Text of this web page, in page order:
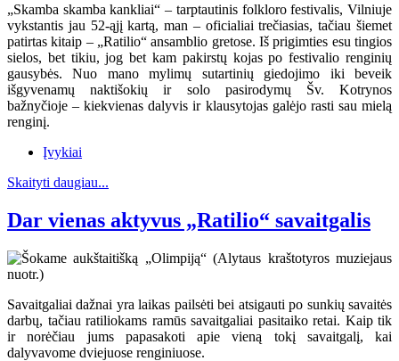
„Skamba skamba kankliai“ – tarptautinis folkloro festivalis, Vilniuje
vykstantis jau 52-ąjį kartą, man – oficialiai trečiasias, tačiau šiemet
patirtas kitaip – „Ratilio“ ansamblio gretose. Iš prigimties esu tingios
sielos, bet tikiu, jog bet kam pakirstų kojas po festivalio renginių
gausybės. Nuo mano mylimų sutartinių giedojimo iki beveik
išgyvenamų naktišokių ir solo pasirodymų Šv. Kotrynos
bažnyčioje – kiekvienas dalyvis ir klausytojas galėjo rasti sau mielą
renginį.
Įvykiai
Skaityti daugiau...
Dar vienas aktyvus „Ratilio“ savaitgalis
Savaitgaliai dažnai yra laikas pailsėti bei atsigauti po sunkių savaitės
darbų, tačiau ratiliokams ramūs savaitgaliai pasitaiko retai. Kaip tik
ir norėčiau jums papasakoti apie vieną tokį savaitgalį, kai
dalyvavome dviejuose renginiuose.